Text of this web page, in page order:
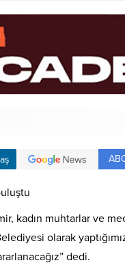
kadın muhtarlar ve
olarak
dedi.